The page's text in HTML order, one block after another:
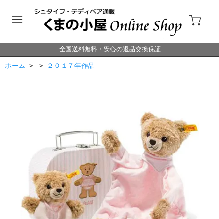
全国送料無料・安心の返品交換保証
ホーム > > ２０１７年作品